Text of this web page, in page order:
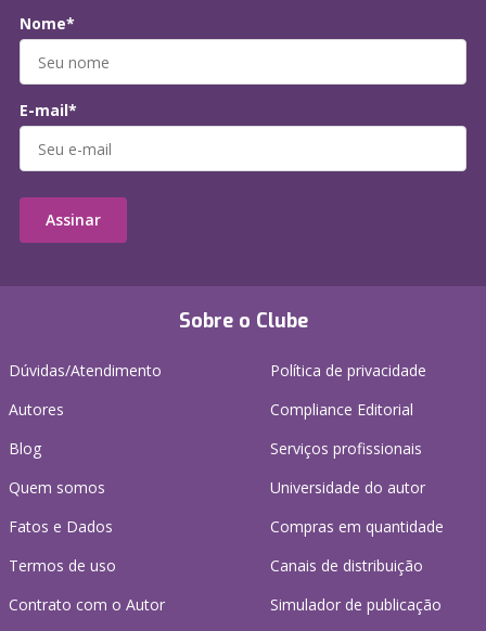
Sobre o Clube
Dúvidas/Atendimento
Autores
Blog
Quem somos
Fatos e Dados
Termos de uso
Contrato com o Autor
Política de privacidade
Compliance Editorial
Serviços profissionais
Universidade do autor
Compras em quantidade
Canais de distribuição
Simulador de publicação
Nome*
E-mail*
Assinar